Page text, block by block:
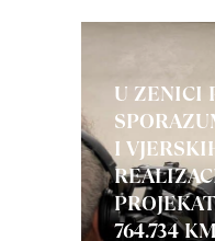
U ZENICI
I
764.734 KM